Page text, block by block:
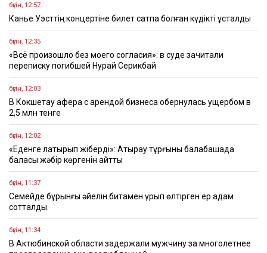
бүгін, 12:57
Канье Уэсттің концертіне билет сатпақ болған күдікті ұсталды
бүгін, 12:35
«Всё произошло без моего согласия»: в суде зачитали
переписку погибшей Нурай Серикбай
бүгін, 12:03
В Кокшетау афера с арендой бизнеса обернулась ущербом в
2,5 млн тенге
бүгін, 12:02
«Еденге лақтырып жіберді»: Атырау тұрғыны балабақшада
баласы жәбір көргенін айтты
бүгін, 11:37
Семейде бұрынғы әйелін битамен ұрып өлтірген ер адам
сотталды
бүгін, 11:34
В Актюбинской области задержали мужчину за многолетнее